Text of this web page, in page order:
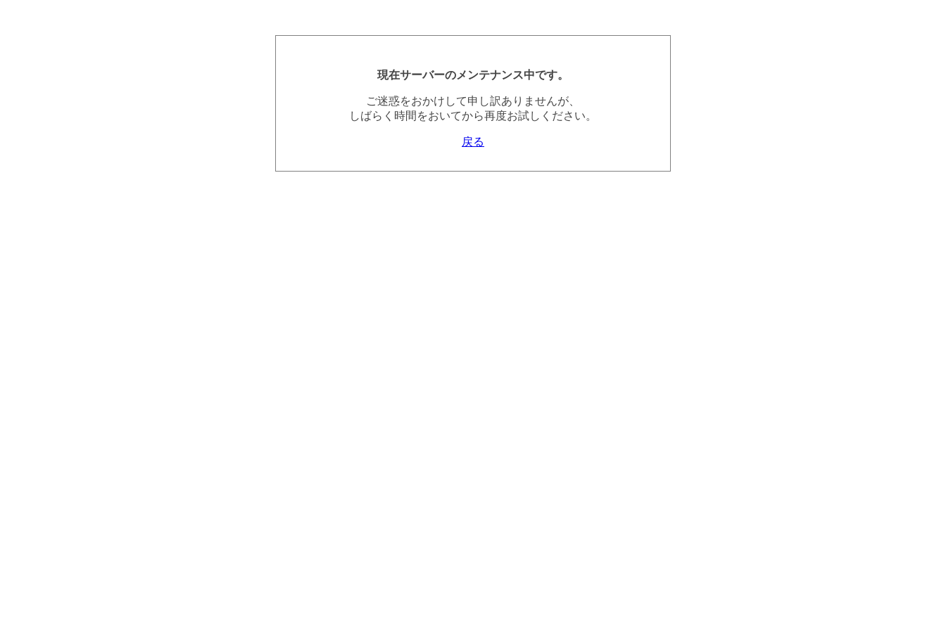
現在サーバーのメンテナンス中です。
ご迷惑をおかけして申し訳ありませんが、
しばらく時間をおいてから再度お試しください。
戻る